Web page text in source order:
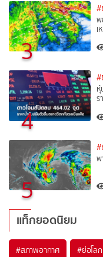
3
พ
4
หุ้
ร
5
พ
แท็กยอดนิยม
#สภาพอากาศ #ย่อโล